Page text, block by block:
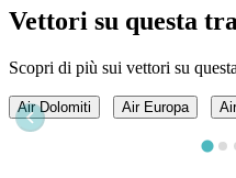
Vettori su questa
Scopri di più sui vettori su
Air Dolomiti Air Europa